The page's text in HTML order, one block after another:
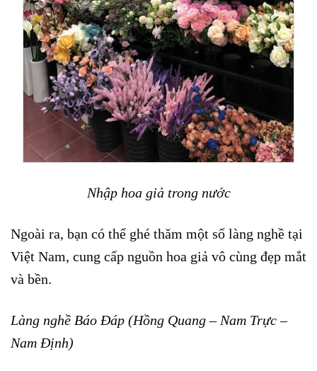
Nhập hoa giả trong nước
Ngoài ra, bạn có thể ghé thăm một số làng nghề tại
Việt Nam, cung cấp nguồn hoa giả vô cùng đẹp mắt
và bền.
Làng nghề Báo Đáp (Hồng Quang – Nam Trực –
Nam Định)